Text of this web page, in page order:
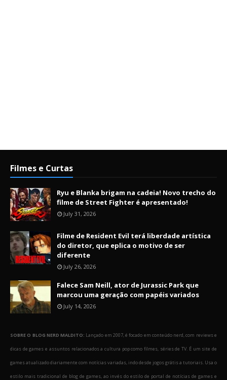
Filmes e Curtas
Ryu e Blanka brigam na cadeia! Novo trecho do
filme de Street Fighter é apresentado!
July 31, 2026
Filme de Resident Evil terá liberdade artística
do diretor, que eplica o motivo de ser
diferente
July 26, 2026
Falece Sam Neill, ator de Jurassic Park que
marcou uma geração com papéis variados
July 14, 2026
SOBRE O BLOG NERD MALDITO: Lançado em 2007, é focado em conteúdo nerd, com reviews e
dicas de games e assuntos relacionados a cultura pop como filmes, séries de TV. É um site de
games atualizado diariamente com notícias variadas, indo desde jogos grátis a tutoriais. Usa o
estilo mais tradicional de blog de games, ao invés do estilo de portal de notícias de games e